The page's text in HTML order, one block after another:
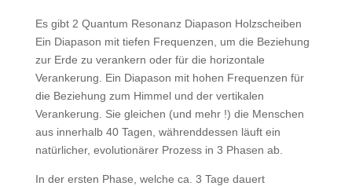
Es gibt 2 Quantum Resonanz Diapason Holzscheiben
Ein Diapason mit tiefen Frequenzen, um die Beziehung
zur Erde zu verankern oder für die horizontale
Verankerung. Ein Diapason mit hohen Frequenzen für
die Beziehung zum Himmel und der vertikalen
Verankerung. Sie gleichen (und mehr !) die Menschen
aus innerhalb 40 Tagen, währenddessen läuft ein
natürlicher, evolutionärer Prozess in 3 Phasen ab.
In der ersten Phase, welche ca. 3 Tage dauert